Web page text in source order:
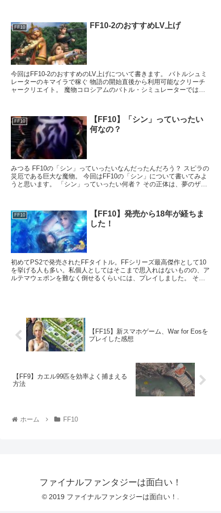
FF10 FF10-2のおすすめLV上げ
今回はFF10-2のおすすめのLV上げについて書きます。 バトルシュミ
レーターのキマイラで稼ぐ 物語の開始直後から利用可能なクリーチ
ャークリエイト。 魔物コロシアムのバトル・シミュレーターではぐ
FF10
【FF10】「シン」っていったい
何なの？
みつる FF10の「シン」っていったいなんだったんだろう？ スピラの
災厄である巨大な魔物。 今回はFF10の「シン」について書いてみよ
うと思います。 「シン」っていったい何者？ その正体は、夢のザナ
FF10
【FF10】発売から18年が経ちま
した！
初めてPS2で発売されたFFタイトル。FFシリーズ最高傑作として10
を挙げる人も多い。私個人としてはそこまで思入れはないものの、ア
ルテマウェポンを難なく倒せるくらいには、プレイしました。 それ
【FF15】新スマホゲーム、War for Eosを
プレイした感想
【FF9】カエル99匹を効率よく捕まえる
方法
ホーム FF10
ファイナルファンタジーは面白い！
© 2019 ファイナルファンタジーは面白い！.